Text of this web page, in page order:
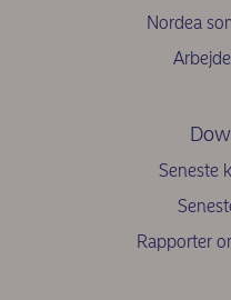
Nordea
Seneste
Rapporter